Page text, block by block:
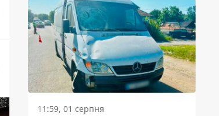
11:59, 01 серпня